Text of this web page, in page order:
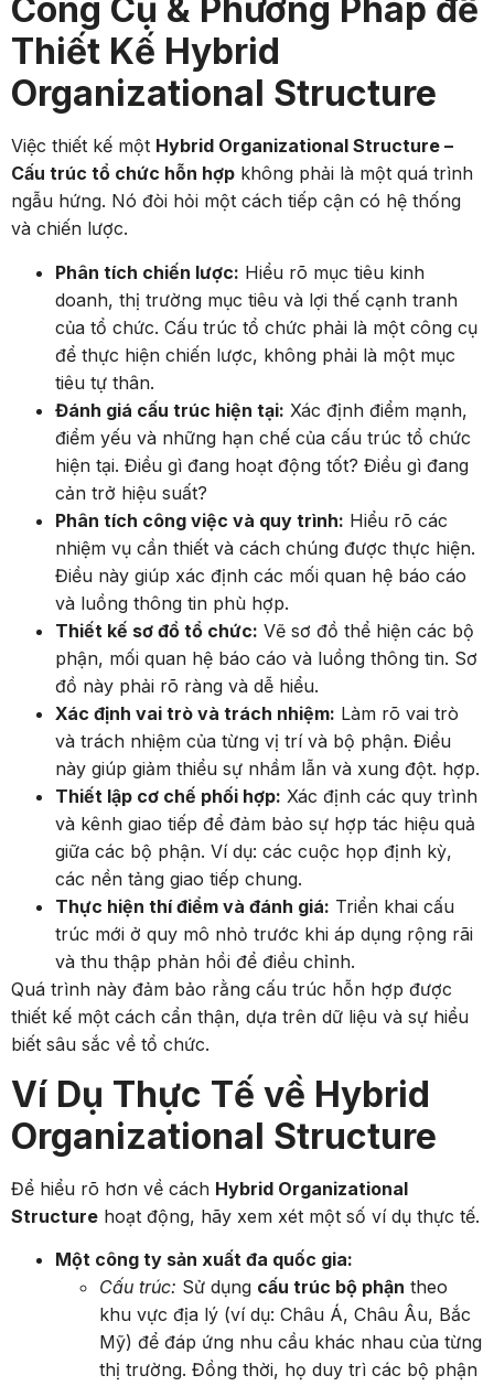
Thiết Kế Hybrid
Organizational Structure
Việc thiết kế một Hybrid Organizational Structure –
Cấu trúc tổ chức hỗn hợp không phải là một quá trình
ngẫu hứng. Nó đòi hỏi một cách tiếp cận có hệ thống
và chiến lược.
Phân tích chiến lược: Hiểu rõ mục tiêu kinh
doanh, thị trường mục tiêu và lợi thế cạnh tranh
của tổ chức. Cấu trúc tổ chức phải là một công cụ
để thực hiện chiến lược, không phải là một mục
tiêu tự thân.
Đánh giá cấu trúc hiện tại: Xác định điểm mạnh,
điểm yếu và những hạn chế của cấu trúc tổ chức
hiện tại. Điều gì đang hoạt động tốt? Điều gì đang
cản trở hiệu suất?
Phân tích công việc và quy trình: Hiểu rõ các
nhiệm vụ cần thiết và cách chúng được thực hiện.
Điều này giúp xác định các mối quan hệ báo cáo
và luồng thông tin phù hợp.
Thiết kế sơ đồ tổ chức: Vẽ sơ đồ thể hiện các bộ
phận, mối quan hệ báo cáo và luồng thông tin. Sơ
đồ này phải rõ ràng và dễ hiểu.
Xác định vai trò và trách nhiệm: Làm rõ vai trò
và trách nhiệm của từng vị trí và bộ phận. Điều
này giúp giảm thiểu sự nhầm lẫn và xung đột. hợp.
Thiết lập cơ chế phối hợp: Xác định các quy trình
và kênh giao tiếp để đảm bảo sự hợp tác hiệu quả
giữa các bộ phận. Ví dụ: các cuộc họp định kỳ,
các nền tảng giao tiếp chung.
Thực hiện thí điểm và đánh giá: Triển khai cấu
trúc mới ở quy mô nhỏ trước khi áp dụng rộng rãi
và thu thập phản hồi để điều chỉnh.
Quá trình này đảm bảo rằng cấu trúc hỗn hợp được
thiết kế một cách cẩn thận, dựa trên dữ liệu và sự hiểu
biết sâu sắc về tổ chức.
Ví Dụ Thực Tế về Hybrid
Organizational Structure
Để hiểu rõ hơn về cách Hybrid Organizational
Structure hoạt động, hãy xem xét một số ví dụ thực tế.
Một công ty sản xuất đa quốc gia:
Cấu trúc: Sử dụng cấu trúc bộ phận theo
khu vực địa lý (ví dụ: Châu Á, Châu Âu, Bắc
Mỹ) để đáp ứng nhu cầu khác nhau của từng
thị trường. Đồng thời, họ duy trì các bộ phận